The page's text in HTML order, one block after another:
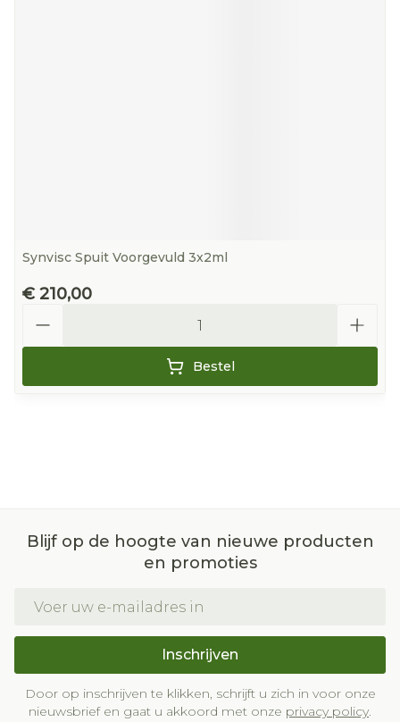
Synvisc Spuit Voorgevuld 3x2ml
€ 210,00
Bestel
Blijf op de hoogte van nieuwe producten
en promoties
Inschrijven
Door op inschrijven te klikken, schrijft u zich in voor onze
nieuwsbrief en gaat u akkoord met onze privacy policy.